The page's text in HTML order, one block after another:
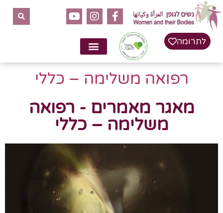
לתרומה
רפואה משלימה – כללי
מאגר מאמרים - רפואה
משלימה – כללי